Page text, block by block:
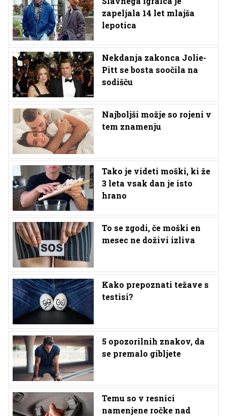
zapeljala 14 let mlajša
lepotica
Nekdanja zakonca Jolie-
Pitt se bosta soočila na
sodišču
Najboljši možje so rojeni v
tem znamenju
Tako je videti moški, ki že
3 leta vsak dan je isto
hrano
To se zgodi, če moški en
mesec ne doživi izliva
Kako prepoznati težave s
testisi?
5 opozorilnih znakov, da
se premalo gibljete
Temu so v resnici
namenjene ročke nad